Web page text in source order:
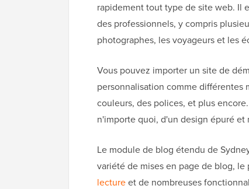
rapidement tout type de site web. Il
des professionnels, y compris
photographes, les voyageurs et les
Vous pouvez importer un site de
personnalisation comme différentes
couleurs, des polices, et plus
n'importe quoi, d'un design épuré
Le module de blog étendu de
variété de mises en page de blog,
lectureet de nombreuses